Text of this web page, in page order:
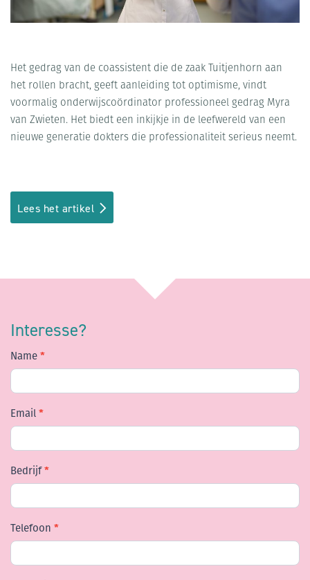
Het gedrag van de coassistent die de zaak Tuitjenhorn aan
het rollen bracht, geeft aanleiding tot optimisme, vindt
voormalig onderwijscoördinator professioneel gedrag Myra
van Zwieten. Het biedt een inkijkje in de leefwereld van een
nieuwe generatie dokters die professionaliteit serieus neemt.
Lees het artikel
Interesse?
Contact
Name *
Email *
Bedrijf *
Telefoon *